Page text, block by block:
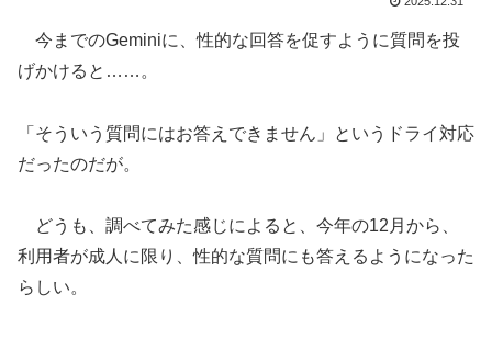
今までのGeminiに、性的な回答を促すように質問を投
げかけると……。
「そういう質問にはお答えできません」というドライ対応
だったのだが。
どうも、調べてみた感じによると、今年の12月から、
利用者が成人に限り、性的な質問にも答えるようになった
らしい。